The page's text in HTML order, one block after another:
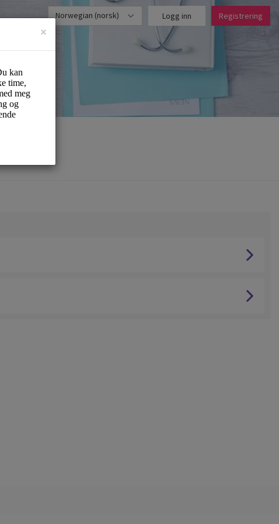
Norwegian (norsk) Logg inn Registrering
×